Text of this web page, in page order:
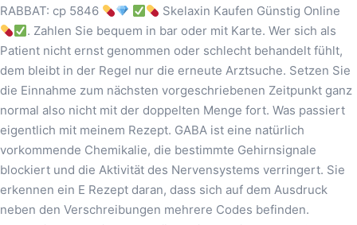
RABBAT: cp 5846
Skelaxin Kaufen Günstig Online
. Zahlen Sie bequem in bar oder mit Karte. Wer sich als
Patient nicht ernst genommen oder schlecht behandelt fühlt,
dem bleibt in der Regel nur die erneute Arztsuche. Setzen Sie
die Einnahme zum nächsten vorgeschriebenen Zeitpunkt ganz
normal also nicht mit der doppelten Menge fort. Was passiert
eigentlich mit meinem Rezept. GABA ist eine natürlich
vorkommende Chemikalie, die bestimmte Gehirnsignale
blockiert und die Aktivität des Nervensystems verringert. Sie
erkennen ein E Rezept daran, dass sich auf dem Ausdruck
neben den Verschreibungen mehrere Codes befinden.